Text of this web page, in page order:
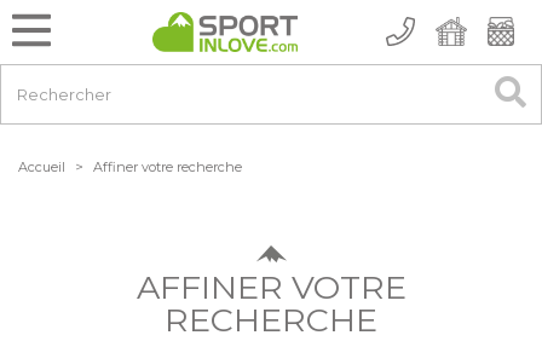
Accueil > Affiner votre recherche
AFFINER VOTRE
RECHERCHE